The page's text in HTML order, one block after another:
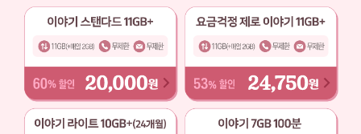
혜택이 피어나는 봄 추천 요금제
이야기 스탠다드 11GB 데이터 : 11GB(매일 2GB) 통화 : 무제한 문자
요금걱정 제로 이야기 11GB 데이